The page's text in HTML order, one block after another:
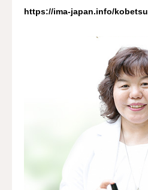
https://ima-japan.info/kobetsu